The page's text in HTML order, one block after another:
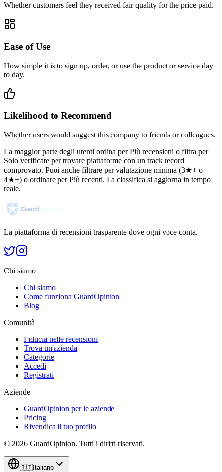
Whether customers feel they received fair quality for the price paid.
Ease of Use
How simple it is to sign up, order, or use the product or service day
to day.
Likelihood to Recommend
Whether users would suggest this company to friends or colleagues.
La maggior parte degli utenti ordina per Più recensioni o filtra per
Solo verificate per trovare piattaforme con un track record
comprovato. Puoi anche filtrare per valutazione minima (3★+ o
4★+) o ordinare per Più recenti. La classifica si aggiorna in tempo
reale.
La piattaforma di recensioni trasparente dove ogni voce conta.
Chi siamo
Chi siamo
Come funziona GuardOpinion
Blog
Comunità
Fiducia nelle recensioni
Trova un'azienda
Categorie
Accedi
Registrati
Aziende
GuardOpinion per le aziende
Pricing
Rivendica il tuo profilo
© 2026 GuardOpinion. Tutti i diritti riservati.
🇮🇹Italiano